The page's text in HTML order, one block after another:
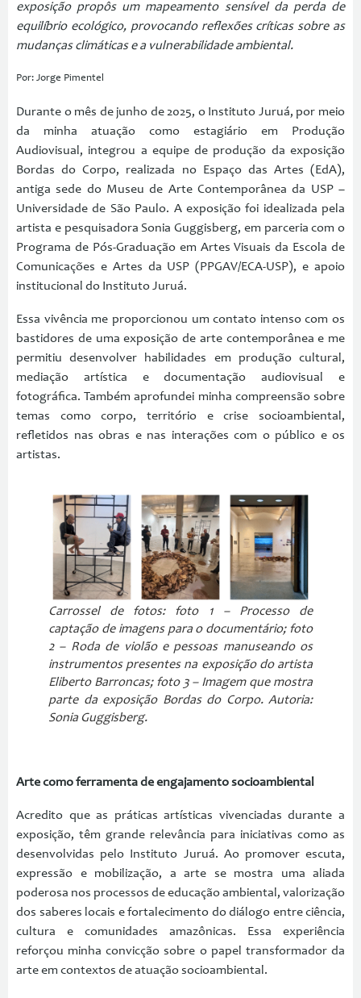
exposição propôs um mapeamento sensível da perda de
equilíbrio ecológico, provocando reflexões críticas sobre as
mudanças climáticas e a vulnerabilidade ambiental.
Por: Jorge Pimentel
Durante o mês de junho de 2025, o Instituto Juruá, por meio
da minha atuação como estagiário em Produção
Audiovisual, integrou a equipe de produção da exposição
Bordas do Corpo, realizada no Espaço das Artes (EdA),
antiga sede do Museu de Arte Contemporânea da USP –
Universidade de São Paulo. A exposição foi idealizada pela
artista e pesquisadora Sonia Guggisberg, em parceria com o
Programa de Pós-Graduação em Artes Visuais da Escola de
Comunicações e Artes da USP (PPGAV/ECA-USP), e apoio
institucional do Instituto Juruá.
Essa vivência me proporcionou um contato intenso com os
bastidores de uma exposição de arte contemporânea e me
permitiu desenvolver habilidades em produção cultural,
mediação artística e documentação audiovisual e
fotográfica. Também aprofundei minha compreensão sobre
temas como corpo, território e crise socioambiental,
refletidos nas obras e nas interações com o público e os
artistas.
Carrossel de fotos: foto 1 – Processo de
captação de imagens para o documentário; foto
2 – Roda de violão e pessoas manuseando os
instrumentos presentes na exposição do artista
Eliberto Barroncas; foto 3 – Imagem que mostra
parte da exposição Bordas do Corpo. Autoria:
Sonia Guggisberg.
Arte como ferramenta de engajamento socioambiental
Acredito que as práticas artísticas vivenciadas durante a
exposição, têm grande relevância para iniciativas como as
desenvolvidas pelo Instituto Juruá. Ao promover escuta,
expressão e mobilização, a arte se mostra uma aliada
poderosa nos processos de educação ambiental, valorização
dos saberes locais e fortalecimento do diálogo entre ciência,
cultura e comunidades amazônicas. Essa experiência
reforçou minha convicção sobre o papel transformador da
arte em contextos de atuação socioambiental.